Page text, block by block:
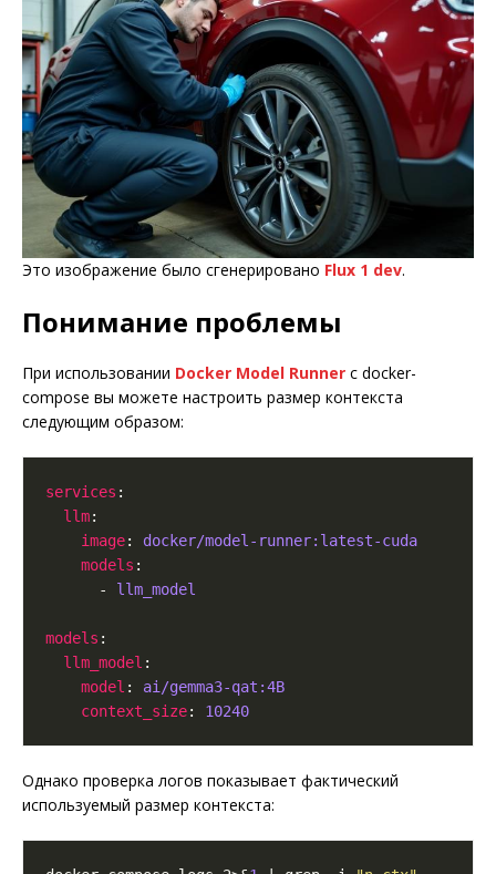
Это изображение было сгенерировано Flux 1 dev.
Понимание проблемы
При использовании Docker Model Runner с docker-
compose вы можете настроить размер контекста
следующим образом:
services
llm
image: docker/model-runner:latest-cuda
models
      -
llm_model
models
llm_model
model : ai/gemma3-qat:4B
context_size: 10240
Однако проверка логов показывает фактический
используемый размер контекста: